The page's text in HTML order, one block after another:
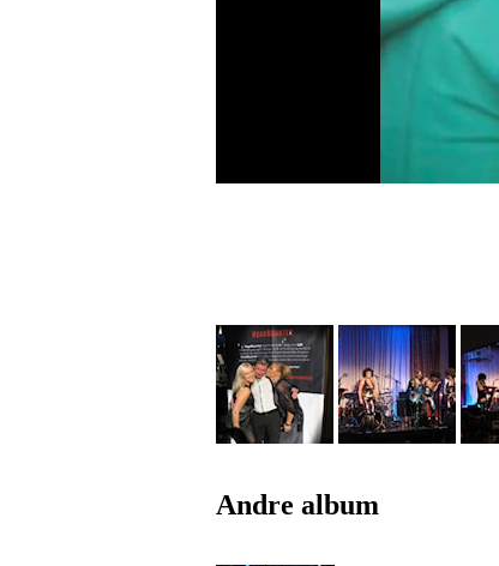
Andre album